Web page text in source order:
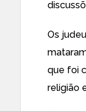
Os
que foi
religião